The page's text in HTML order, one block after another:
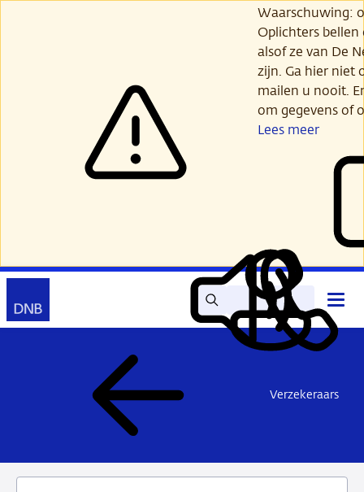
Waarschuwing:
Oplichters
alsof ze van De
zijn. Ga hier niet
mailen u nooit.
om gegevens of
Lees meer
Zoek Lees
voor
Mijn
DNB
Contact
Verzekeraars